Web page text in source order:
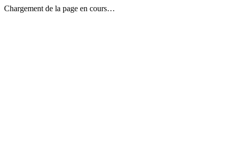
Chargement de la page en cours…